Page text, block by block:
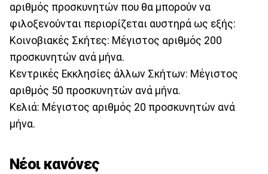
αριθμός προσκυνητών που θα μπορούν να
φιλοξενούνται περιορίζεται αυστηρά ως εξής:
Κοινοβιακές Σκήτες: Μέγιστος αριθμός 200
προσκυνητών ανά μήνα.
Κεντρικές Εκκλησίες άλλων Σκήτων: Μέγιστος
αριθμός 50 προσκυνητών ανά μήνα.
Κελιά: Μέγιστος αριθμός 20 προσκυνητών ανά
μήνα.
Νέοι κανόνες